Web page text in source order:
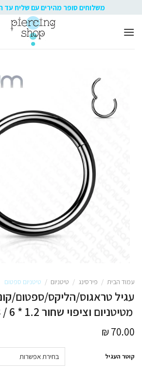
to
content
משלוחים סופר מהירים עם שליח עד הבית 1-
עמוד הבית / פירסינג / טיטניום / טיטניום ספטום
עגיל טראגוס/הליקס/ספטום/
מטיטניום וציפוי שחור 1.2 * 6 / 8 / 10 / 12 מ"מ
70.00
₪
קוטר העגיל